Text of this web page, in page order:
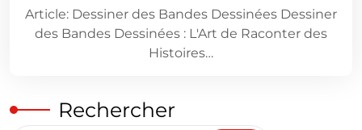
Article: Dessiner des Bandes Dessinées Dessiner
des Bandes Dessinées : L'Art de Raconter des
Histoires…
Rechercher